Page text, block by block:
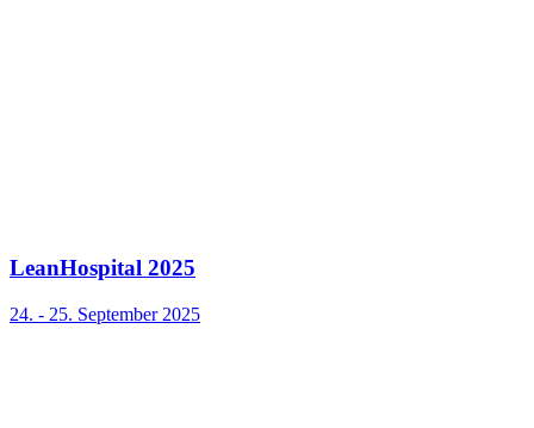
LeanHospital 2025
24. - 25. September 2025